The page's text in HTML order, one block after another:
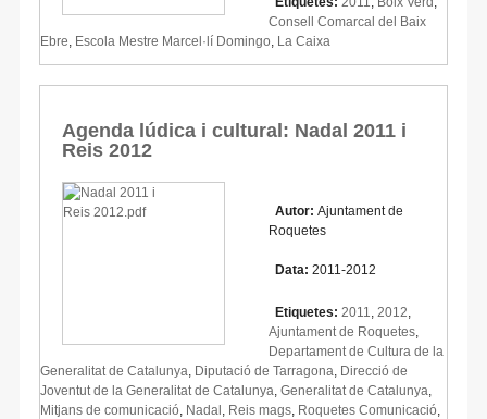
Consell Comarcal del Baix
Ebre Escola Mestre Marcel·lí Domingo La Caixa
Agenda lúdica i cultural: Nadal 2011 i
Reis 2012
Autor: Ajuntament de
Roquetes
Data: 2011-2012
Etiquetes: 2011 2012
Ajuntament de Roquetes
Departament de Cultura de la
Generalitat de Catalunya Diputació de Tarragona Direcció de
Joventut de la Generalitat de Catalunya Generalitat de Catalunya
Mitjans de comunicació Nadal Reis mags Roquetes Comunicació